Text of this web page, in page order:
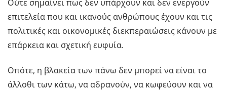
Ούτε σημαίνει πως δεν υπάρχουν και δεν ενεργούν
επιτελεία που και ικανούς ανθρώπους έχουν και τις
πολιτικές και οικονομικές διεκπεραιώσεις κάνουν με
επάρκεια και σχετική ευφυία.
Οπότε, η βλακεία των πάνω δεν μπορεί να είναι το
άλλοθι των κάτω, να αδρανούν, να κωφεύουν και να